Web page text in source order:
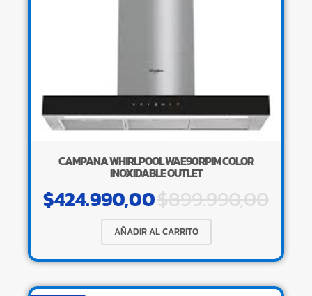
CAMPANA WHIRLPOOL WAE90RPIM COLOR
INOXIDABLE OUTLET
$424.990,00$899.990,00
AÑADIR AL CARRITO